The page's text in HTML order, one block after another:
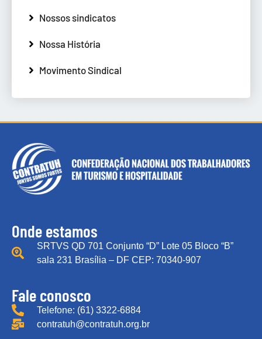
Nossos sindicatos
Nossa História
Movimento Sindical
Onde estamos
SRTVS QD 701 Conjunto “D” Lote 05 Bloco “B”
sala 231 Brasília – DF CEP: 70340-907
Fale conosco
Telefone: (61) 3322-6884
contratuh@contratuh.org.br